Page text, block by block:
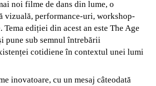
noi filme de dans din lume, o
vizuală, performance-uri, workshop-
ediției din acest an este The Age
pune sub semnul întrebării
cotidiene în contextul unei lumi
inovatoare, cu un mesaj câteodată